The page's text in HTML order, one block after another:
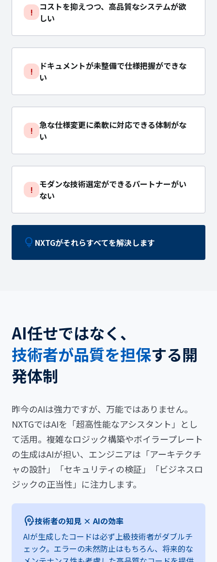
!
コストを抑えつつ、高品質なシステムが欲
しい
!
ドキュメントが未整備で仕様把握ができな
い
! 急な仕様変更に柔軟に対応できる体制がな
い
!
モダンな技術選定ができるパートナーがい
ない
lightbulb NXTGがそれらすべてを解決します
AI任せではなく、
技術者が品質を担保する開
発体制
昨今のAIは強力ですが、万能ではありません。
NXTGではAIを「超高性能なアシスタント」とし
て活用。複雑なロジック構築やボイラープレート
の生成はAIが担い、エンジニアは「アーキテクチ
ャの設計」「セキュリティの検証」「ビジネスロ
ジックの正当性」に注力します。
psychology技術者の知見 × AIの効率
AIが生成したコードは必ず上級技術者がダブルチ
ェック。エラーの未然防止はもちろん、将来的な